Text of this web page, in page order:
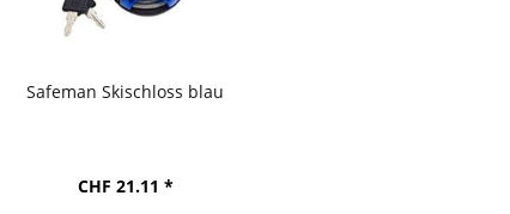
Safeman Skischloss blau
CHF 21.11 *